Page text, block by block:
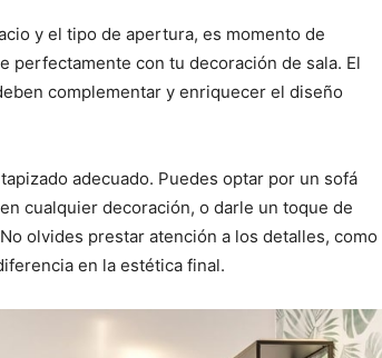
y el tipo de apertura, es momento de
perfectamente con tu decoración de sala. El
complementar y enriquecer el diseño
adecuado. Puedes optar por un sofá
cualquier decoración, o darle un toque de
olvides prestar atención a los detalles, como
en la estética final.